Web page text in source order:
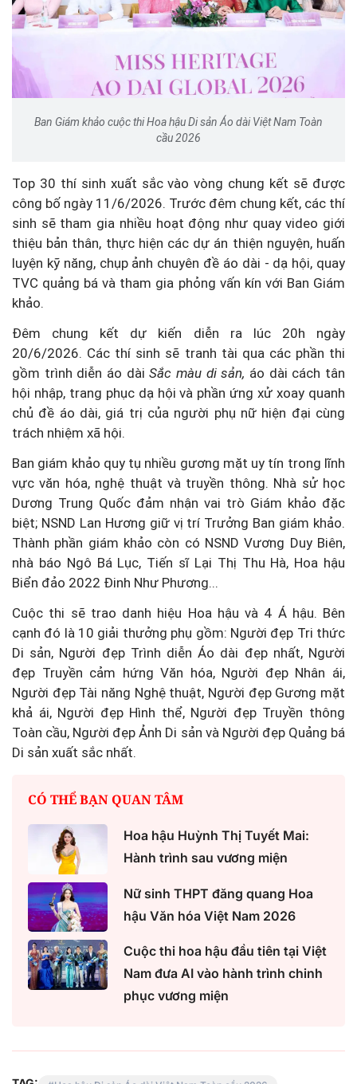
Ban Giám khảo cuộc thi Hoa hậu Di sản Áo dài Việt Nam Toàn
cầu 2026
Top 30 thí sinh xuất sắc vào vòng chung kết sẽ được
công bố ngày 11/6/2026. Trước đêm chung kết, các thí
sinh sẽ tham gia nhiều hoạt động như quay video giới
thiệu bản thân, thực hiện các dự án thiện nguyện, huấn
luyện kỹ năng, chụp ảnh chuyên đề áo dài - dạ hội, quay
TVC quảng bá và tham gia phỏng vấn kín với Ban Giám
khảo.
Đêm chung kết dự kiến diễn ra lúc 20h ngày
20/6/2026. Các thí sinh sẽ tranh tài qua các phần thi
gồm trình diễn áo dàiSắc màu di sản, áo dài cách tân
hội nhập, trang phục dạ hội và phần ứng xử xoay quanh
chủ đề áo dài, giá trị của người phụ nữ hiện đại cùng
trách nhiệm xã hội.
Ban giám khảo quy tụ nhiều gương mặt uy tín trong lĩnh
vực văn hóa, nghệ thuật và truyền thông. Nhà sử học
Dương Trung Quốc đảm nhận vai trò Giám khảo đặc
biệt; NSND Lan Hương giữ vị trí Trưởng Ban giám khảo.
Thành phần giám khảo còn có NSND Vương Duy Biên,
nhà báo Ngô Bá Lục, Tiến sĩ Lại Thị Thu Hà, Hoa hậu
Biển đảo 2022 Đinh Như Phương...
Cuộc thi sẽ trao danh hiệu Hoa hậu và 4 Á hậu. Bên
cạnh đó là 10 giải thưởng phụ gồm: Người đẹp Tri thức
Di sản, Người đẹp Trình diễn Áo dài đẹp nhất, Người
đẹp Truyền cảm hứng Văn hóa, Người đẹp Nhân ái,
Người đẹp Tài năng Nghệ thuật, Người đẹp Gương mặt
khả ái, Người đẹp Hình thể, Người đẹp Truyền thông
Toàn cầu, Người đẹp Ảnh Di sản và Người đẹp Quảng bá
Di sản xuất sắc nhất.
CÓ THỂ BẠN QUAN TÂM
Hoa hậu Huỳnh Thị Tuyết Mai:
Hành trình sau vương miện
Nữ sinh THPT đăng quang Hoa
hậu Văn hóa Việt Nam 2026
Cuộc thi hoa hậu đầu tiên tại Việt
Nam đưa AI vào hành trình chinh
phục vương miện